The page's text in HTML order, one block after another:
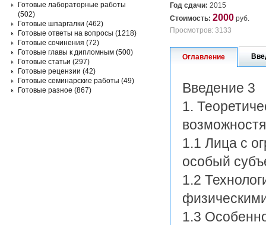
Год сдачи: 2015
Стоимость: 2000 руб.
Просмотров: 3133
Оглавление
Введение 3
1.
1.1 Лица с
особый
1.2
1.3
Готовые лабораторные работы
(502)
Готовые шпаргалки (462)
Готовые ответы на вопросы (1218)
Готовые сочинения (72)
Готовые главы к дипломным (500)
Готовые статьи (297)
Готовые рецензии (42)
Готовые семинарские работы (49)
Готовые разное (867)